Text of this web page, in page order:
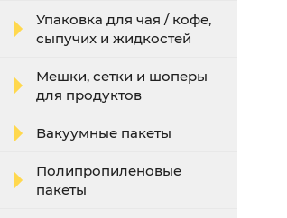
Упаковка для чая / кофе,
сыпучих и жидкостей
Мешки, сетки и шоперы
для продуктов
Вакуумные пакеты
Полипропиленовые
пакеты